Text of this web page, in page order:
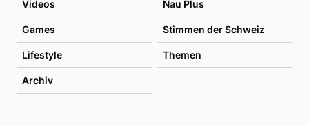
Videos Nau Plus
Games Stimmen der Schweiz
Lifestyle Themen
Archiv